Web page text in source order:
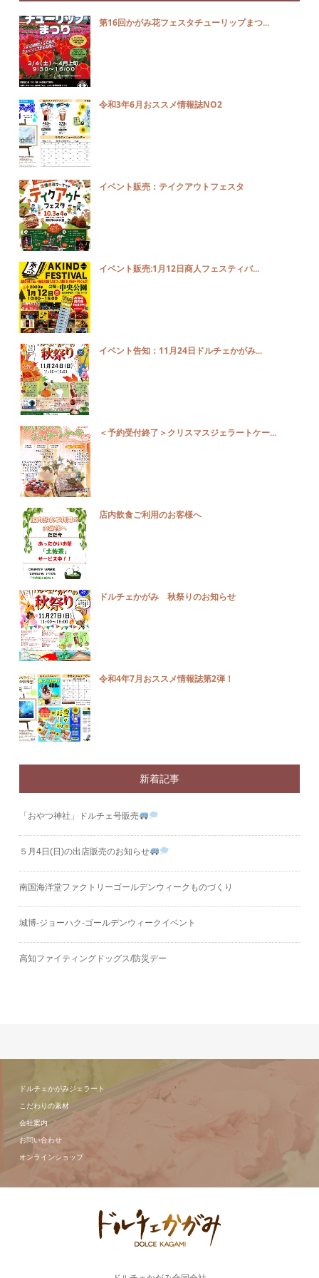
第16回かがみ花フェスタチューリップまつ...
令和3年6月おススメ情報誌NO2
イベント販売：テイクアウトフェスタ
イベント販売:1月12日商人フェスティバ...
イベント告知：11月24日ドルチェかがみ...
＜予約受付終了＞クリスマスジェラートケー...
店内飲食ご利用のお客様へ
ドルチェかがみ 秋祭りのお知らせ
令和4年7月おススメ情報誌第2弾！
新着記事
「おやつ神社」ドルチェ号販売
５月4日(日)の出店販売のお知らせ
南国海洋堂ファクトリーゴールデンウィークものづくり
城博‐ジョーハク‐ゴールデンウィークイベント
高知ファイティングドッグス/防災デー
ドルチェかがみジェラート
こだわりの素材
会社案内
お問い合わせ
オンラインショップ